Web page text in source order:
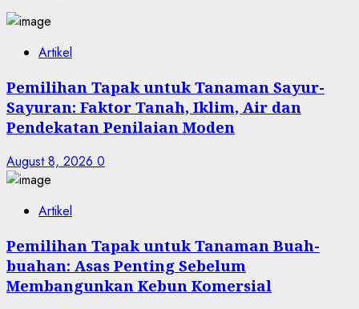
Artikel
Pemilihan Tapak untuk Tanaman Sayur-
Sayuran: Faktor Tanah, Iklim, Air dan
Pendekatan Penilaian Moden
August 8, 2026 0
Artikel
Pemilihan Tapak untuk Tanaman Buah-
buahan: Asas Penting Sebelum
Membangunkan Kebun Komersial